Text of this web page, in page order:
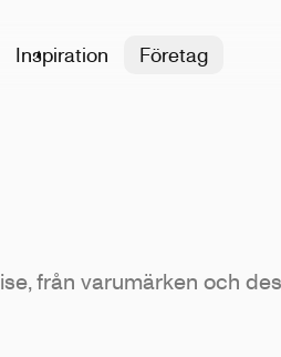
Inspiration Företag
från varumärken och